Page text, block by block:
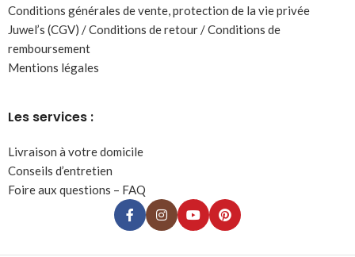
Conditions générales de vente, protection de la vie privée
Juwel’s (CGV) / Conditions de retour / Conditions de
remboursement
Mentions légales
Les services :
Livraison à votre domicile
Conseils d’entretien
Foire aux questions – FAQ